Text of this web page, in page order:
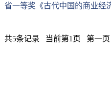
省一等奖《古代中国的商业经
共5条记录 当前第1页 第一页